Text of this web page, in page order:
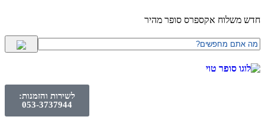
חדש משלוח אקספרס סופר מהיר
לשירות והזמנות:
053-3737944